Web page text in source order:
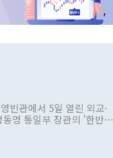
빈관에서 5일 열린 외교·
영 통일부 장관의 '한반도
책으로 추진하겠다고 공